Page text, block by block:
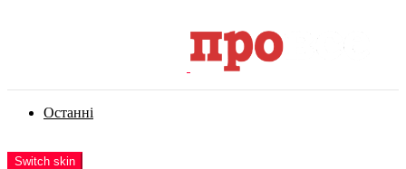
Останні
Switch skin